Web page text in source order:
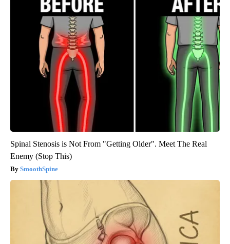
Spinal Stenosis is Not From "Getting Older". Meet The Real
Enemy (Stop This)
SmoothSpine